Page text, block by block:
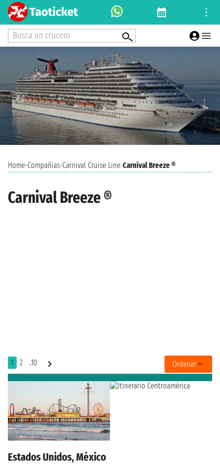
Busca un crucero
Home›Compañías›Carnival Cruise Line›Carnival Breeze ®
Carnival Breeze ®
1 2 ..10 Ordenar
Estados Unidos, México